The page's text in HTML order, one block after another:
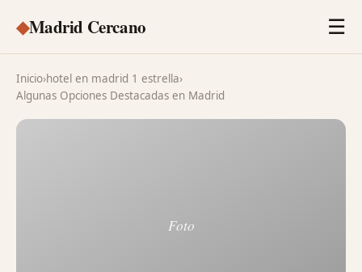
◆Madrid Cercano ☰
Inicio›hotel en madrid 1 estrella›
Algunas Opciones Destacadas en Madrid